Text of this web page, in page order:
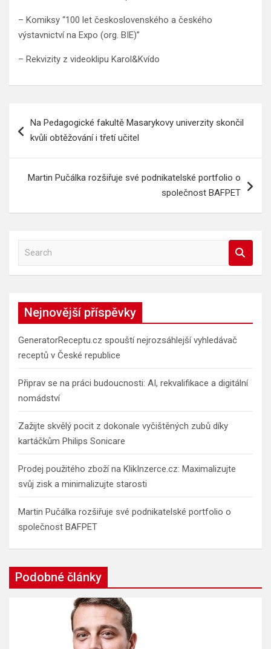
– Komiksy “100 let československého a českého
výstavnictví na Expo (org. BIE)”
– Rekvizity z videoklipu Karol&Kvído
proNa Pedagogické fakultě Masarykovy univerzity skončil
kvůli obtěžování i třetí učitel
Martin Pučálka rozšiřuje své podnikatelské portfolio o
společnost BAFPET
a
h
Nejnovější příspěvky
GeneratorReceptu.cz spouští nejrozsáhlejší vyhledávač
receptů v České republice
Připrav se na práci budoucnosti: AI, rekvalifikace a digitální
nomádství
Zažijte skvělý pocit z dokonale vyčištěných zubů díky
kartáčkům Philips Sonicare
Prodej použitého zboží na KlikInzerce.cz: Maximalizujte
svůj zisk a minimalizujte starosti
Martin Pučálka rozšiřuje své podnikatelské portfolio o
společnost BAFPET
Podobné články